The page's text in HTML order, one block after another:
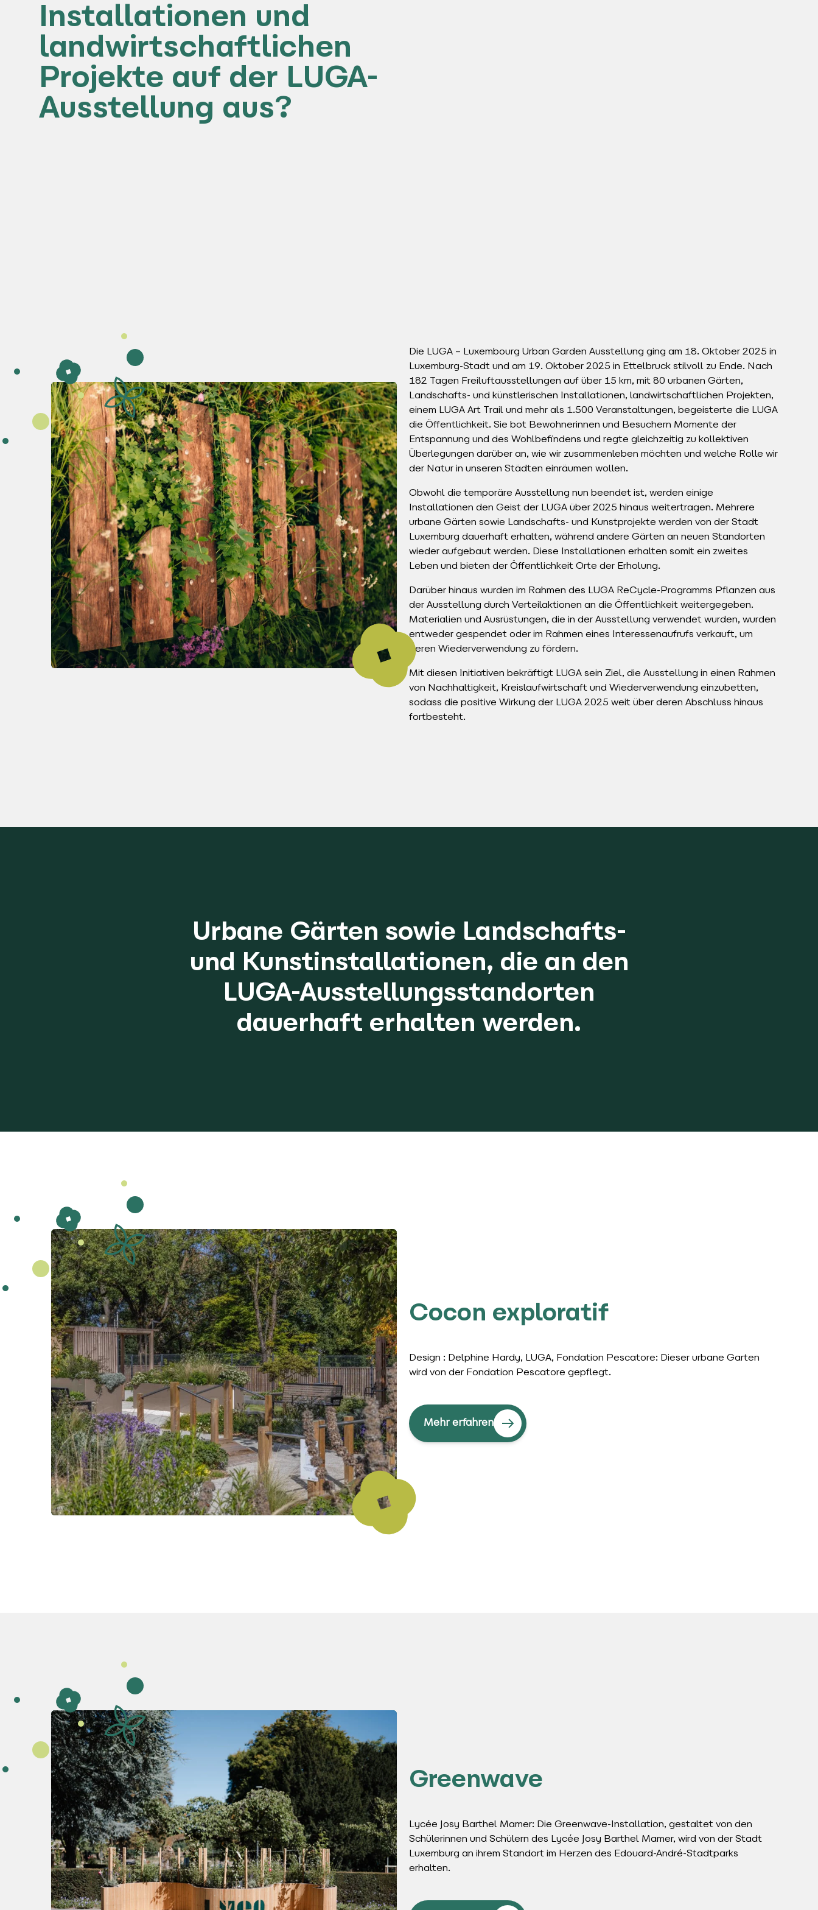
Installationen und
landwirtschaftlichen
Projekte auf der LUGA-
Ausstellung aus?
Die LUGA – Luxembourg Urban Garden Ausstellung ging am 18. Oktober 2025 in
Luxemburg-Stadt und am 19. Oktober 2025 in Ettelbruck stilvoll zu Ende. Nach
182 Tagen Freiluftausstellungen auf über 15 km, mit 80 urbanen Gärten,
Landschafts- und künstlerischen Installationen, landwirtschaftlichen Projekten,
einem LUGA Art Trail und mehr als 1.500 Veranstaltungen, begeisterte die LUGA
die Öffentlichkeit. Sie bot Bewohnerinnen und Besuchern Momente der
Entspannung und des Wohlbefindens und regte gleichzeitig zu kollektiven
Überlegungen darüber an, wie wir zusammenleben möchten und welche Rolle wir
der Natur in unseren Städten einräumen wollen.
Obwohl die temporäre Ausstellung nun beendet ist, werden einige
Installationen den Geist der LUGA über 2025 hinaus weitertragen. Mehrere
urbane Gärten sowie Landschafts- und Kunstprojekte werden von der Stadt
Luxemburg dauerhaft erhalten, während andere Gärten an neuen Standorten
wieder aufgebaut werden. Diese Installationen erhalten somit ein zweites
Leben und bieten der Öffentlichkeit Orte der Erholung.
Darüber hinaus wurden im Rahmen des LUGA ReCycle-Programms Pflanzen aus
der Ausstellung durch Verteilaktionen an die Öffentlichkeit weitergegeben.
Materialien und Ausrüstungen, die in der Ausstellung verwendet wurden, wurden
entweder gespendet oder im Rahmen eines Interessenaufrufs verkauft, um
deren Wiederverwendung zu fördern.
Mit diesen Initiativen bekräftigt LUGA sein Ziel, die Ausstellung in einen Rahmen
von Nachhaltigkeit, Kreislaufwirtschaft und Wiederverwendung einzubetten,
sodass die positive Wirkung der LUGA 2025 weit über deren Abschluss hinaus
fortbesteht.
Urbane Gärten sowie Landschafts-
und Kunstinstallationen, die an den
LUGA-Ausstellungsstandorten
dauerhaft erhalten werden.
Cocon exploratif
Design : Delphine Hardy, LUGA, Fondation Pescatore: Dieser urbane Garten
wird von der Fondation Pescatore gepflegt.
Mehr erfahren
Greenwave
Lycée Josy Barthel Mamer: Die Greenwave-Installation, gestaltet von den
Schülerinnen und Schülern des Lycée Josy Barthel Mamer, wird von der Stadt
Luxemburg an ihrem Standort im Herzen des Edouard-André-Stadtparks
erhalten.